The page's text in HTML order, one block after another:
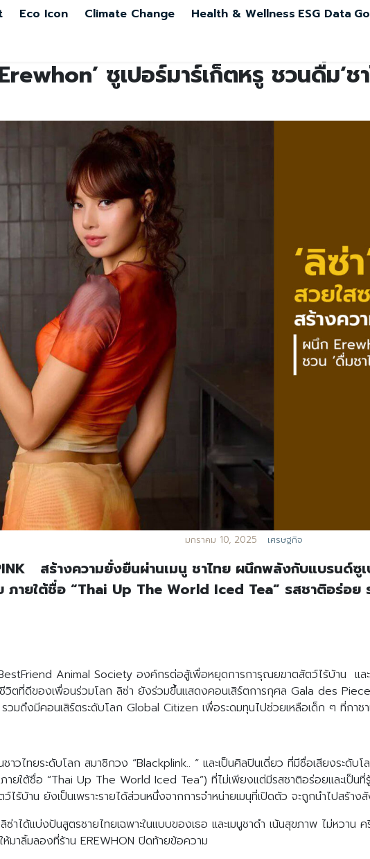
Eco Icon Climate Change Health & Wellness ESG Data
ซูเปอร์มาร์เก็ตหรู ชวนดื่ม‘
มกราคม 10, 2025 เศรษฐกิจ
สร้างความยั่งยืนผ่านเมนู ชาไทย ผนึกพลังกับแบรนด์ซู
ภายใต้ชื่อ “Thai Up The World Iced Tea” รสชาติอร่อย
Animal Society องค์กรต่อสู้เพื่อหยุดการการุณยฆาตสัตว์ไร้บ้าน แ
ตที่ดีของเพื่อนร่วมโลก ลิซ่า ยังร่วมขึ้นแสดงคอนเสิร์ตการกุศล Gala des
วมถึงมีคอนเสิร์ตระดับโลก Global Citizen เพื่อระดมทุนไปช่วยเหลือเด็ก ๆ ที่กาชา
วไทยระดับโลก สมาชิกวง “Blackplink.. “ และเป็นศิลปินเดี่ยว ที่มีชื่อเสียงระดับโล
ภายใต้ชื่อ “Thai Up The World Iced Tea”) ที่ไม่เพียงแต่มีรสชาติอร่อยและเป็
ไร้บ้าน ยังเป็นเพราะรายได้ส่วนหนึ่งจากการจำหน่ายเมนุที่เปิดตัว จะถูกนำไปสร้า
ลิซ่าได้แบ่งปันสูตรชายไทยเฉพาะในแบบของเธอ และเมนูชาดำ เน้นสุขภาพ ไม่ห
มาลิ้มลองที่ร้าน EREWHON ปิดท้ายข้อความ